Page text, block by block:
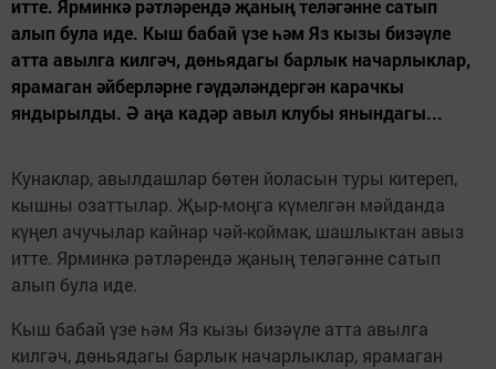
итте. Ярминкә рәтләрендә җаның теләгәнне сатып
алып була иде. Кыш бабай үзе һәм Яз кызы бизәүле
атта авылга килгәч, дөньядагы барлык начарлыклар,
ярамаган әйберләрне гәүдәләндергән карачкы
яндырылды. Ә аңа кадәр авыл клубы янындагы...
Кунаклар, авылдашлар бөтен йоласын туры китереп,
кышны озаттылар. Җыр-моңга күмелгән мәйданда
күңел ачучылар кайнар чәй-коймак, шашлыктан авыз
итте. Ярминкә рәтләрендә җаның теләгәнне сатып
алып була иде.
Кыш бабай үзе һәм Яз кызы бизәүле атта авылга
килгәч, дөньядагы барлык начарлыклар, ярамаган